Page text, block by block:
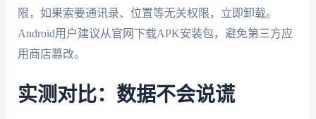
限，如果索要通讯录、位置等无关权限，立即卸载。
Android用户建议从官网下载APK安装包，避免第三方应
用商店篡改。
实测对比：数据不会说谎